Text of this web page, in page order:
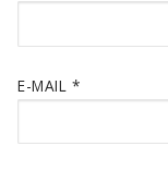
E-MAIL *